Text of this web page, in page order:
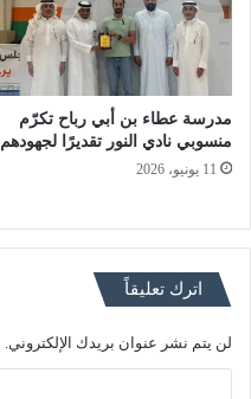
مدرسة عطاء بن أبي رباح تكرّم
منسوبي نادي النور تقديرًا لجهودهم
11 يونيو، 2026
اترك تعليقاً
لن يتم نشر عنوان بريدك الإلكتروني.